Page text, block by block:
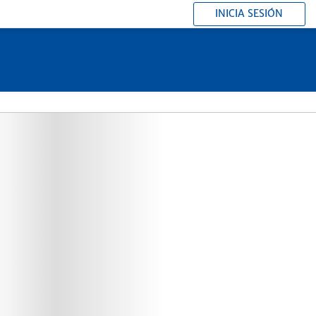
INICIA SESIÓN